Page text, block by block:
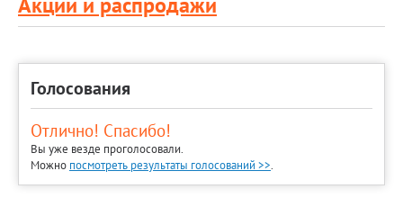
Голосования
Отлично! Спасибо!
Вы уже везде проголосовали.
Можно посмотреть результаты голосований >>.